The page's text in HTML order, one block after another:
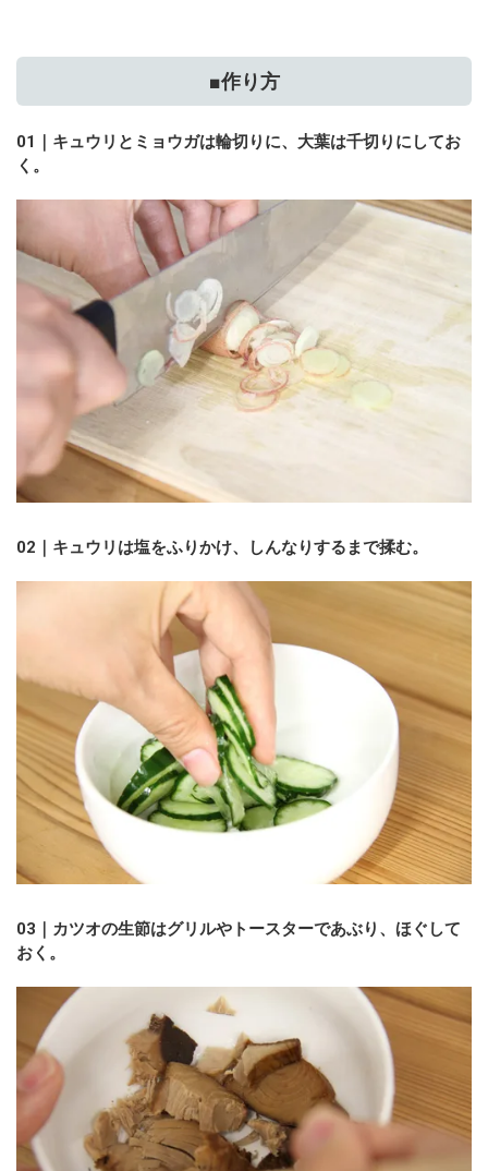
■作り方
01｜キュウリとミョウガは輪切りに、大葉は千切りにしてお
く。
02｜キュウリは塩をふりかけ、しんなりするまで揉む。
03｜カツオの生節はグリルやトースターであぶり、ほぐして
おく。